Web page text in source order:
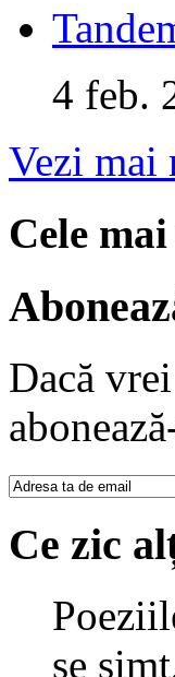
4 feb.
Vezi mai
Cele
Dacă
Ce zic
se